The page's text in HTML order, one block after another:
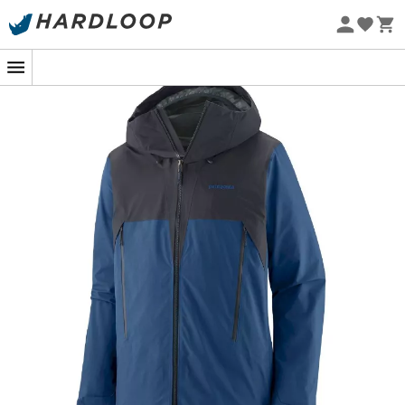
Zomeraanbiedingen 🔥 -5% EXTRA vanaf 2 producten* met